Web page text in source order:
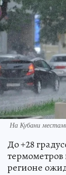
На Кубани
До +28
регионе